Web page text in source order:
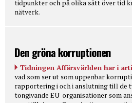
tidpunkter och på olika sätt över tid
nätverk.
Den gröna korruptionen
Tidningen Affärsvärlden har i
vad som ser ut som uppenbar
rapportering i och i anslutning till de
tongivande EU-organisationer som